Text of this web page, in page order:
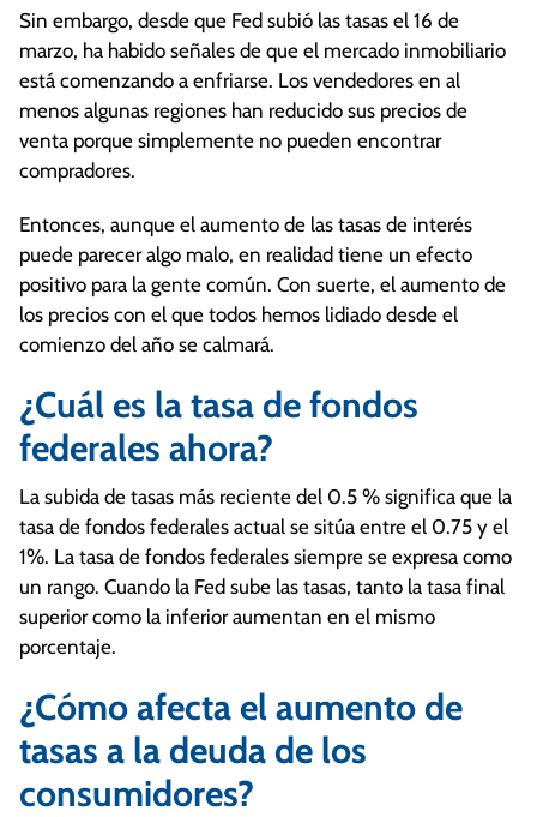
Sin embargo, desde que Fed subió las tasas el 16 de
marzo, ha habido señales de que el mercado inmobiliario
está comenzando a enfriarse. Los vendedores en al
menos algunas regiones han reducido sus precios de
venta porque simplemente no pueden encontrar
compradores.
Entonces, aunque el aumento de las tasas de interés
puede parecer algo malo, en realidad tiene un efecto
positivo para la gente común. Con suerte, el aumento de
los precios con el que todos hemos lidiado desde el
comienzo del año se calmará.
¿Cuál es la tasa de fondos
federales ahora?
La subida de tasas más reciente del 0.5 % significa que la
tasa de fondos federales actual se sitúa entre el 0.75 y el
1%. La tasa de fondos federales siempre se expresa como
un rango. Cuando la Fed sube las tasas, tanto la tasa final
superior como la inferior aumentan en el mismo
porcentaje.
¿Cómo afecta el aumento de
tasas a la deuda de los
consumidores?